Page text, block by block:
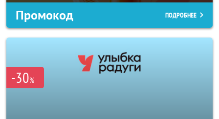
Промокод ПОДРОБНЕЕ
-30%